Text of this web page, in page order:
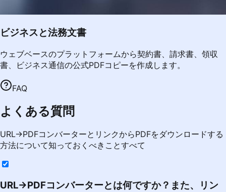
ビジネスと法務文書
ウェブベースのプラットフォームから契約書、請求書、領収
書、ビジネス通信の公式PDFコピーを作成します。
FAQ
よくある質問
URL→PDFコンバーターとリンクからPDFをダウンロードする
方法について知っておくべきことすべて
URL→PDFコンバーターとは何ですか？また、リン